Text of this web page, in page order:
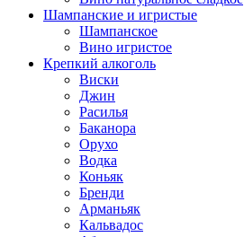
Шампанские и игристые
Шампанское
Вино игристое
Крепкий алкоголь
Виски
Джин
Расилья
Баканора
Орухо
Водка
Коньяк
Бренди
Арманьяк
Кальвадос